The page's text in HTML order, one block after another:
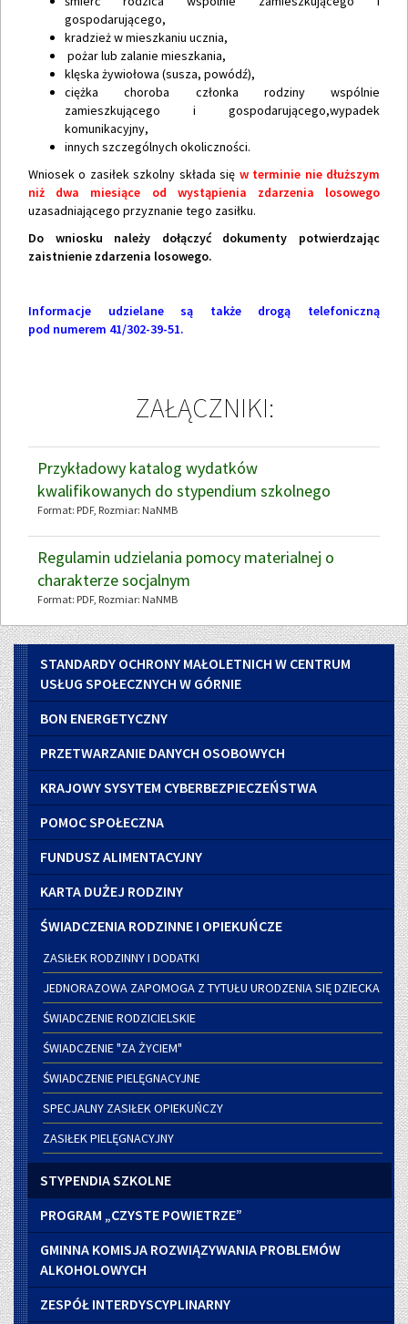
gospodarującego,
kradzież w mieszkaniu ucznia,
pożar lub zalanie mieszkania,
klęska żywiołowa (susza, powódź),
ciężka choroba członka rodziny wspólnie
zamieszkującego i gospodarującego,wypadek
komunikacyjny,
innych szczególnych okoliczności.
Wniosek o zasiłek szkolny składa się w terminie nie dłuższym
niż dwa miesiące od wystąpienia zdarzenia losowego
uzasadniającego przyznanie tego zasiłku.
Do wniosku należy dołączyć dokumenty potwierdzając
zaistnienie zdarzenia losowego.
Informacje udzielane są także drogą telefoniczną
pod numerem 41/302-39-51.
ZAŁĄCZNIKI:
Przykładowy katalog wydatków
kwalifikowanych do stypendium szkolnego
Format: PDF, Rozmiar: NaNMB
Regulamin udzielania pomocy materialnej o
charakterze socjalnym
Format: PDF, Rozmiar: NaNMB
Menu
boczne
STANDARDY OCHRONY MAŁOLETNICH W CENTRUM
USŁUG SPOŁECZNYCH W GÓRNIE
BON ENERGETYCZNY
PRZETWARZANIE DANYCH OSOBOWYCH
KRAJOWY SYSYTEM CYBERBEZPIECZEŃSTWA
POMOC SPOŁECZNA
FUNDUSZ ALIMENTACYJNY
KARTA DUŻEJ RODZINY
ŚWIADCZENIA RODZINNE I OPIEKUŃCZE
ZASIŁEK RODZINNY I DODATKI
JEDNORAZOWA ZAPOMOGA Z TYTUŁU URODZENIA SIĘ DZIECKA
ŚWIADCZENIE RODZICIELSKIE
ŚWIADCZENIE "ZA ŻYCIEM"
ŚWIADCZENIE PIELĘGNACYJNE
SPECJALNY ZASIŁEK OPIEKUŃCZY
ZASIŁEK PIELĘGNACYJNY
STYPENDIA SZKOLNE
PROGRAM „CZYSTE POWIETRZE”
GMINNA KOMISJA ROZWIĄZYWANIA PROBLEMÓW
ALKOHOLOWYCH
ZESPÓŁ INTERDYSCYPLINARNY